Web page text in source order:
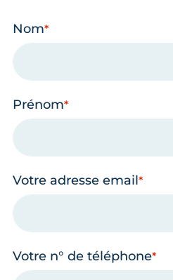
Nom
Prénom
Votre adresse email
Votre n° de téléphone